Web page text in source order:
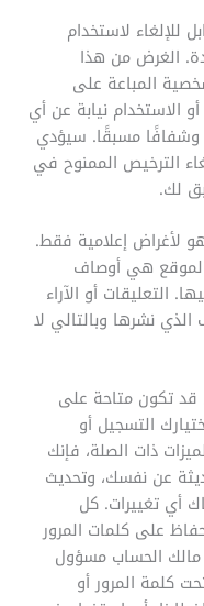
للإلغاء لاستخدام
الغرض من هذا
المباعة على
الاستخدام نيابة عن أي
وشفافًا مسبقًا. سيؤدي
الترخيص الممنوح في
لك.
لأغراض إعلامية فقط.
هي أوصاف
التعليقات أو الآراء
نشرها وبالتالي لا
قد تكون متاحة على
التسجيل أو
ذات الصلة، فإنك
عن نفسك، وتحديث
أي تغييرات. كل
على كلمات المرور
مالك الحساب مسؤول
كلمة المرور أو